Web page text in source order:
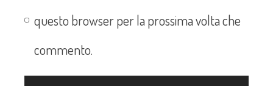
questo browser per la prossima volta che
commento.